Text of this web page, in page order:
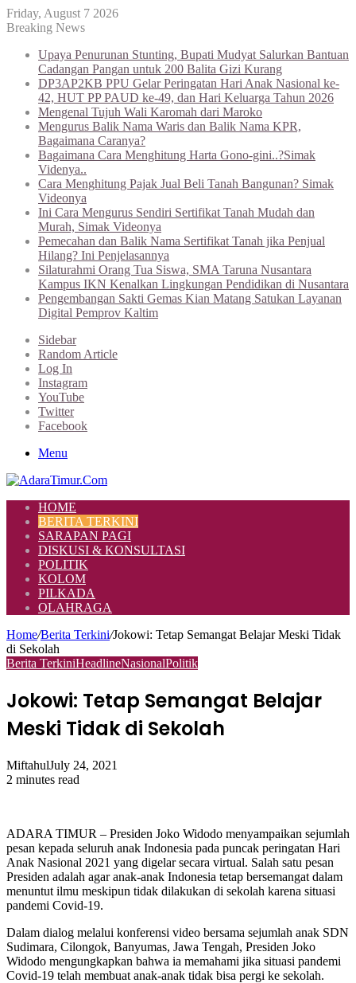
Friday, August 7 2026
Breaking News
Upaya Penurunan Stunting, Bupati Mudyat Salurkan Bantuan
Cadangan Pangan untuk 200 Balita Gizi Kurang
DP3AP2KB PPU Gelar Peringatan Hari Anak Nasional ke-
42, HUT PP PAUD ke-49, dan Hari Keluarga Tahun 2026
Mengenal Tujuh Wali Karomah dari Maroko
Mengurus Balik Nama Waris dan Balik Nama KPR,
Bagaimana Caranya?
Bagaimana Cara Menghitung Harta Gono-gini..?Simak
Videnya..
Cara Menghitung Pajak Jual Beli Tanah Bangunan? Simak
Videonya
Ini Cara Mengurus Sendiri Sertifikat Tanah Mudah dan
Murah, Simak Videonya
Pemecahan dan Balik Nama Sertifikat Tanah jika Penjual
Hilang? Ini Penjelasannya
Silaturahmi Orang Tua Siswa, SMA Taruna Nusantara
Kampus IKN Kenalkan Lingkungan Pendidikan di Nusantara
Pengembangan Sakti Gemas Kian Matang Satukan Layanan
Digital Pemprov Kaltim
Sidebar
Random Article
Log In
Instagram
YouTube
Twitter
Facebook
Menu
HOME
BERITA TERKINI
SARAPAN PAGI
DISKUSI & KONSULTASI
POLITIK
KOLOM
PILKADA
OLAHRAGA
Home/Berita Terkini/Jokowi: Tetap Semangat Belajar Meski Tidak
di Sekolah
Berita TerkiniHeadlineNasionalPolitik
Jokowi: Tetap Semangat Belajar
Meski Tidak di Sekolah
MiftahulJuly 24, 2021
2 minutes read
ADARA TIMUR – Presiden Joko Widodo menyampaikan sejumlah
pesan kepada seluruh anak Indonesia pada puncak peringatan Hari
Anak Nasional 2021 yang digelar secara virtual. Salah satu pesan
Presiden adalah agar anak-anak Indonesia tetap bersemangat dalam
menuntut ilmu meskipun tidak dilakukan di sekolah karena situasi
pandemi Covid-19.
Dalam dialog melalui konferensi video bersama sejumlah anak SDN
Sudimara, Cilongok, Banyumas, Jawa Tengah, Presiden Joko
Widodo mengungkapkan bahwa ia memahami jika situasi pandemi
Covid-19 telah membuat anak-anak tidak bisa pergi ke sekolah.